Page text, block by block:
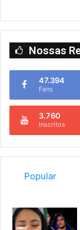
Nossas
47.394
Fans
3.760
Inscritos
Popular